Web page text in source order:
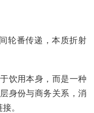
轮番传递，本质折射
饮用本身，而是一种
身份与商务关系，消
。